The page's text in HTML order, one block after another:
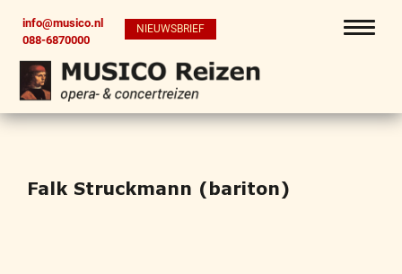
info@musico.nl
088-6870000
NIEUWSBRIEF
Falk Struckmann (bariton)